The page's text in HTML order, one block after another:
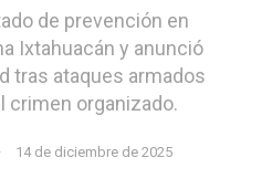
de prevención en
Ixtahuacán y anunció
tras ataques armados
crimen organizado.
14 de diciembre de 2025